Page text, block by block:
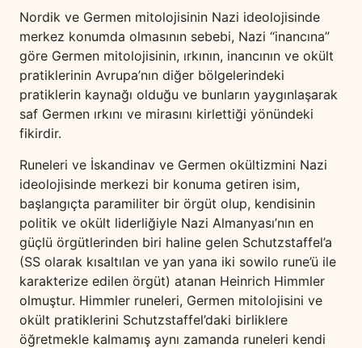
Nordik ve Germen mitolojisinin Nazi ideolojisinde
merkez konumda olmasının sebebi, Nazi “inancına”
göre Germen mitolojisinin, ırkının, inancının ve okült
pratiklerinin Avrupa’nın diğer bölgelerindeki
pratiklerin kaynağı olduğu ve bunların yaygınlaşarak
saf Germen ırkını ve mirasını kirlettiği yönündeki
fikirdir.
Runeleri ve İskandinav ve Germen okültizmini Nazi
ideolojisinde merkezi bir konuma getiren isim,
başlangıçta paramiliter bir örgüt olup, kendisinin
politik ve okült liderliğiyle Nazi Almanyası’nın en
güçlü örgütlerinden biri haline gelen Schutzstaffel’a
(SS olarak kısaltılan ve yan yana iki sowilo rune’ü ile
karakterize edilen örgüt) atanan Heinrich Himmler
olmuştur. Himmler runeleri, Germen mitolojisini ve
okült pratiklerini Schutzstaffel’daki birliklere
öğretmekle kalmamış aynı zamanda runeleri kendi